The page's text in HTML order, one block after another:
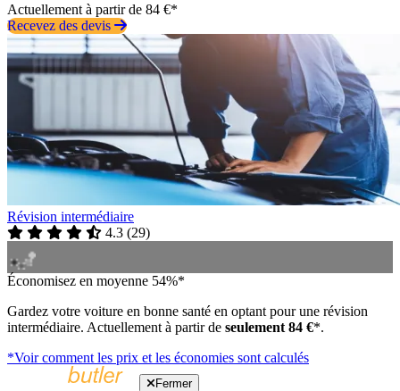
Actuellement à partir de 84 €*
Recevez des devis
Révision intermédiaire
4.3 (29)
Économisez en moyenne 54%*
Gardez votre voiture en bonne santé en optant pour une révision
intermédiaire. Actuellement à partir de seulement 84 €*.
*Voir comment les prix et les économies sont calculés
Fermer